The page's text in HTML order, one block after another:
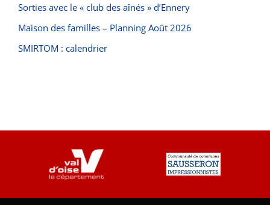
Sorties avec le « club des aînés » d’Ennery
Maison des familles – Planning Août 2026
SMIRTOM : calendrier